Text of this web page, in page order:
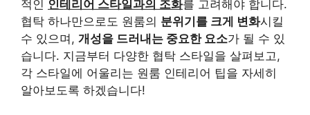
적인 인테리어 스타일과의 조화를 고려해야 합니다.
협탁 하나만으로도 원룸의 분위기를 크게 변화시킬
수 있으며, 개성을 드러내는 중요한 요소가 될 수 있
습니다. 지금부터 다양한 협탁 스타일을 살펴보고,
각 스타일에 어울리는 원룸 인테리어 팁을 자세히
알아보도록 하겠습니다!